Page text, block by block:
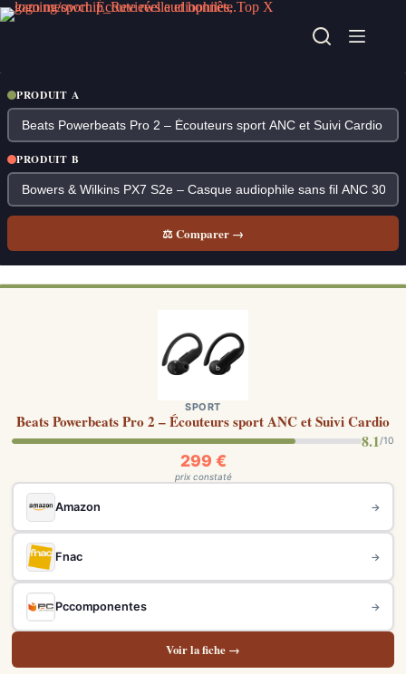
Passer
au
PRODUIT A
PRODUIT B
⚖ Comparer →
SPORT
Beats Powerbeats Pro 2 – Écouteurs sport ANC et Suivi Cardio
8.1/10
299 €
prix constaté
Amazon →
Fnac →
Pccomponentes →
Voir la fiche →